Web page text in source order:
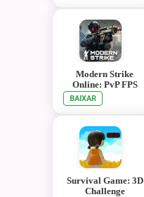
Modern Strike
Online: PvP FPS
BAIXAR
Survival Game: 3D
Challenge